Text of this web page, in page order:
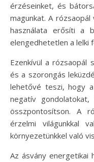
érzéseinket, és
magunkat. A
használata erősíti a
elengedhetetlen a lelki
Ezenkívül a rózsaopál
és a szorongás
lehetővé teszi, hogy
negatív
összpontosítson. A
érzelmi világunkkal
környezetünkkel való
Az ásvány energetikai